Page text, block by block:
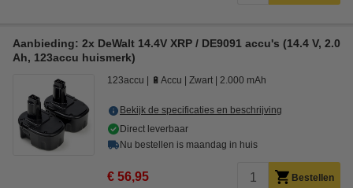
Aanbieding: 2x DeWalt 14.4V XRP / DE9091 accu's (14.4 V, 2.0
Ah, 123accu huismerk)
123accu 🔋Accu Zwart 2.000 mAh
Bekijk de specificaties en beschrijving
Direct leverbaar
Nu bestellen is maandag in huis
€ 56,95 Bestellen